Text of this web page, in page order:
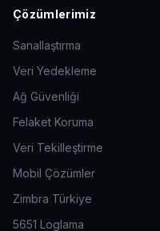
Çözümlerimiz
Sanallaştırma
Veri Yedekleme
Ağ Güvenliği
Felaket Koruma
Veri Tekilleştirme
Mobil Çözümler
Zimbra Türkiye
5651 Loglama